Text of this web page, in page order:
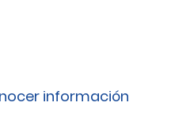
información